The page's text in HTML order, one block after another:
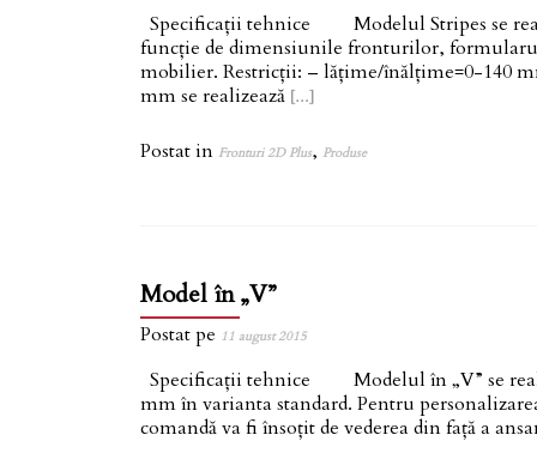
Specificații tehnice Modelul Stripes se
funcție de dimensiunile fronturilor,
mobilier. Restricții: – lățime/înălțime=0-140
mm se realizează Read
about
[…]
Postat in Fronturi 2D Plus, Produse
Model în „V”
Postat pe 11 august 2015
Specificații tehnice Modelul în „V” se
mm în varianta standard. Pentru
comandă va fi însoțit de vederea din față a